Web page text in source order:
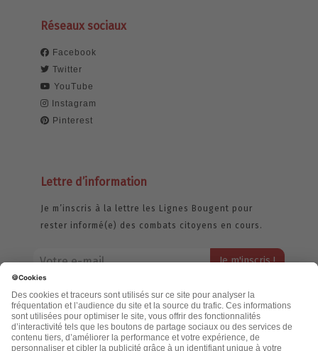
Réseaux sociaux
Facebook
Twitter
YouTube
Instagram
Pinterest
Lettre d’information
Je m’inscris à la lettre les Lignes Bougent pour
rester informé(e) des combats citoyens en cours.
jamais échangée. Pour consulter notre politique de confidentialité,
cliquez ici.